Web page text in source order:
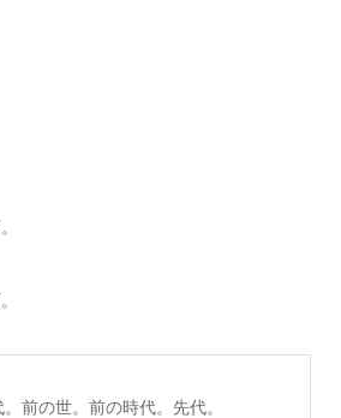
前の世。前の時代。先代。